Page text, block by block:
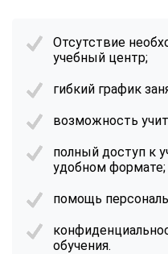
Отсутствие
учебный центр;
гибкий график
возможность
полный доступ к
удобном формате;
помощь
обучения.